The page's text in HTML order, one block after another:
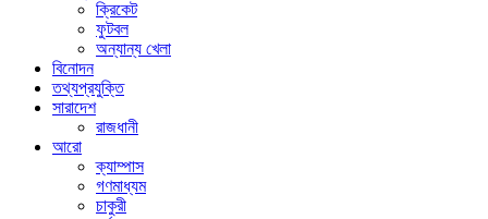
ক্রিকেট
ফুটবল
অন্যান্য খেলা
বিনোদন
তথ্যপ্রযুক্তি
সারাদেশ
রাজধানী
আরো
ক্যাম্পাস
গণমাধ্যম
চাকুরী